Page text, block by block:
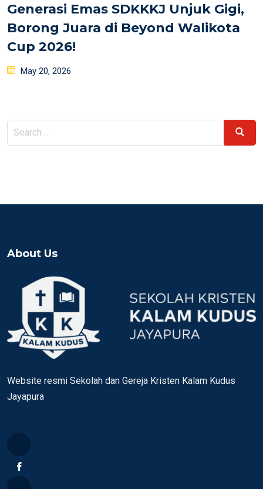
Generasi Emas SDKKKJ Unjuk Gigi,
Borong Juara di Beyond Walikota
Cup 2026!
Posted
May 20, 2026
Search
Search
About Us
Website resmi Sekolah dan Gereja Kristen Kalam Kudus
Jayapura